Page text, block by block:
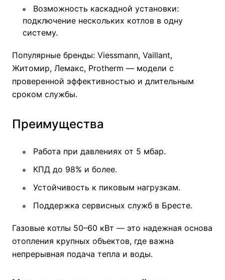
Возможность каскадной установки:
подключение нескольких котлов в одну
систему.
Популярные бренды: Viessmann, Vaillant,
Житомир, Лемакс, Protherm — модели с
проверенной эффективностью и длительным
сроком службы.
Преимущества
Работа при давлениях от 5 мбар.
КПД до 98% и более.
Устойчивость к пиковым нагрузкам.
Поддержка сервисных служб в Бресте.
Газовые котлы 50–60 кВт — это надежная основа
отопления крупных объектов, где важна
непрерывная подача тепла и воды.